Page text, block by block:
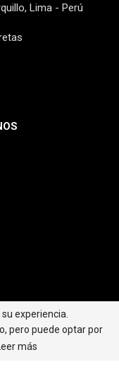
Lima - Perú
experiencia.
pero puede optar por
más